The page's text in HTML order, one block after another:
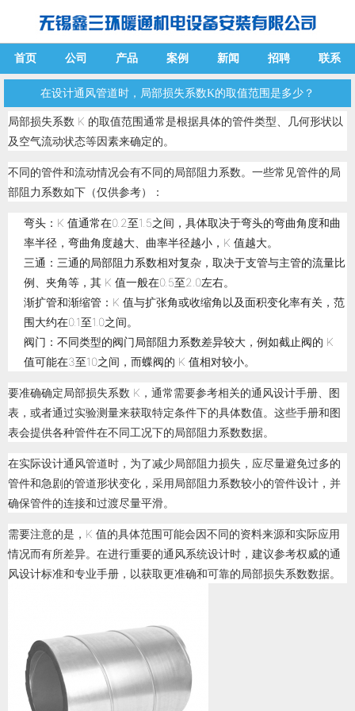
首页 公司 产品 案例 新闻 招聘 联系
在设计通风管道时，局部损失系数K的取值范围是多少？
局部损失系数 K 的取值范围通常是根据具体的管件类型、几何形状以
及空气流动状态等因素来确定的。
不同的管件和流动情况会有不同的局部阻力系数。一些常见管件的局
部阻力系数如下（仅供参考）：
弯头：K 值通常在0.2至1.5之间，具体取决于弯头的弯曲角度和曲
率半径，弯曲角度越大、曲率半径越小，K 值越大。
三通：三通的局部阻力系数相对复杂，取决于支管与主管的流量比
例、夹角等，其 K 值一般在0.5至2.0左右。
渐扩管和渐缩管：K 值与扩张角或收缩角以及面积变化率有关，范
围大约在0.1至1.0之间。
阀门：不同类型的阀门局部阻力系数差异较大，例如截止阀的 K
值可能在3至10之间，而蝶阀的 K 值相对较小。
要准确确定局部损失系数 K，通常需要参考相关的通风设计手册、图
表，或者通过实验测量来获取特定条件下的具体数值。这些手册和图
表会提供各种管件在不同工况下的局部阻力系数数据。
在实际设计通风管道时，为了减少局部阻力损失，应尽量避免过多的
管件和急剧的管道形状变化，采用局部阻力系数较小的管件设计，并
确保管件的连接和过渡尽量平滑。
需要注意的是，K 值的具体范围可能会因不同的资料来源和实际应用
情况而有所差异。在进行重要的通风系统设计时，建议参考权威的通
风设计标准和专业手册，以获取更准确和可靠的局部损失系数数据。